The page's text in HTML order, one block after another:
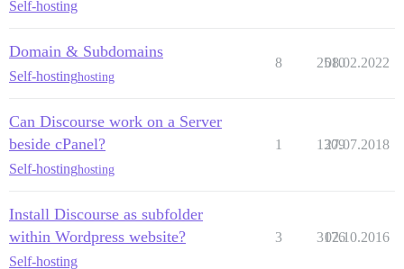
Self-hosting
Domain & Subdomains
Self-hostinghosting
8 2510
08.02.2022
Can Discourse work on a Server
beside cPanel?
Self-hostinghosting
1 1309
27.07.2018
Install Discourse as subfolder
within Wordpress website?
Self-hosting
3 3176
02.10.2016